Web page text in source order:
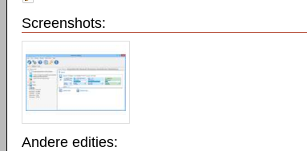
Screenshots:
Andere edities: